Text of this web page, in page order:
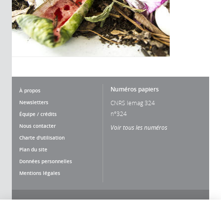
À propos
Newsletters
Équipe / crédits
Nous contacter
Charte d'utilisation
Plan du site
Données personnelles
Mentions légales
Numéros papiers
CNRS lemag 324
n°324
Voir tous les numéros